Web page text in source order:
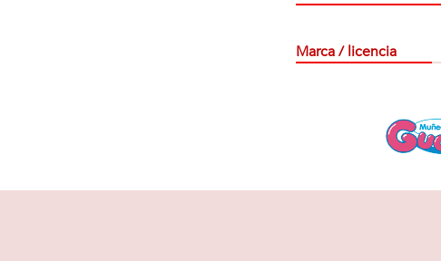
Marca / licencia